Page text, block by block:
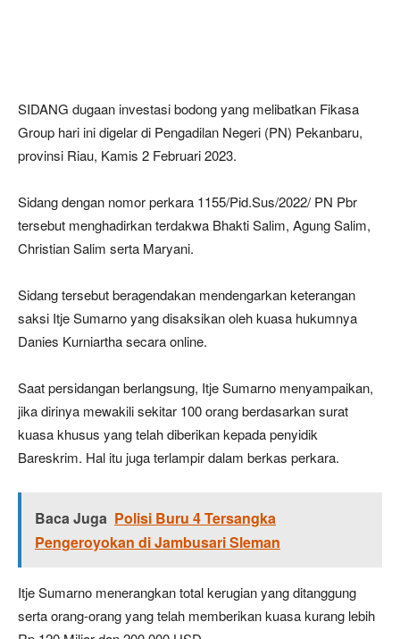
SIDANG dugaan investasi bodong yang melibatkan Fikasa
Group hari ini digelar di Pengadilan Negeri (PN) Pekanbaru,
provinsi Riau, Kamis 2 Februari 2023.
Sidang dengan nomor perkara 1155/Pid.Sus/2022/ PN Pbr
tersebut menghadirkan terdakwa Bhakti Salim, Agung Salim,
Christian Salim serta Maryani.
Sidang tersebut beragendakan mendengarkan keterangan
saksi Itje Sumarno yang disaksikan oleh kuasa hukumnya
Danies Kurniartha secara online.
Saat persidangan berlangsung, Itje Sumarno menyampaikan,
jika dirinya mewakili sekitar 100 orang berdasarkan surat
kuasa khusus yang telah diberikan kepada penyidik
Bareskrim. Hal itu juga terlampir dalam berkas perkara.
Baca Juga Polisi Buru 4 Tersangka
Pengeroyokan di Jambusari Sleman
Itje Sumarno menerangkan total kerugian yang ditanggung
serta orang-orang yang telah memberikan kuasa kurang lebih